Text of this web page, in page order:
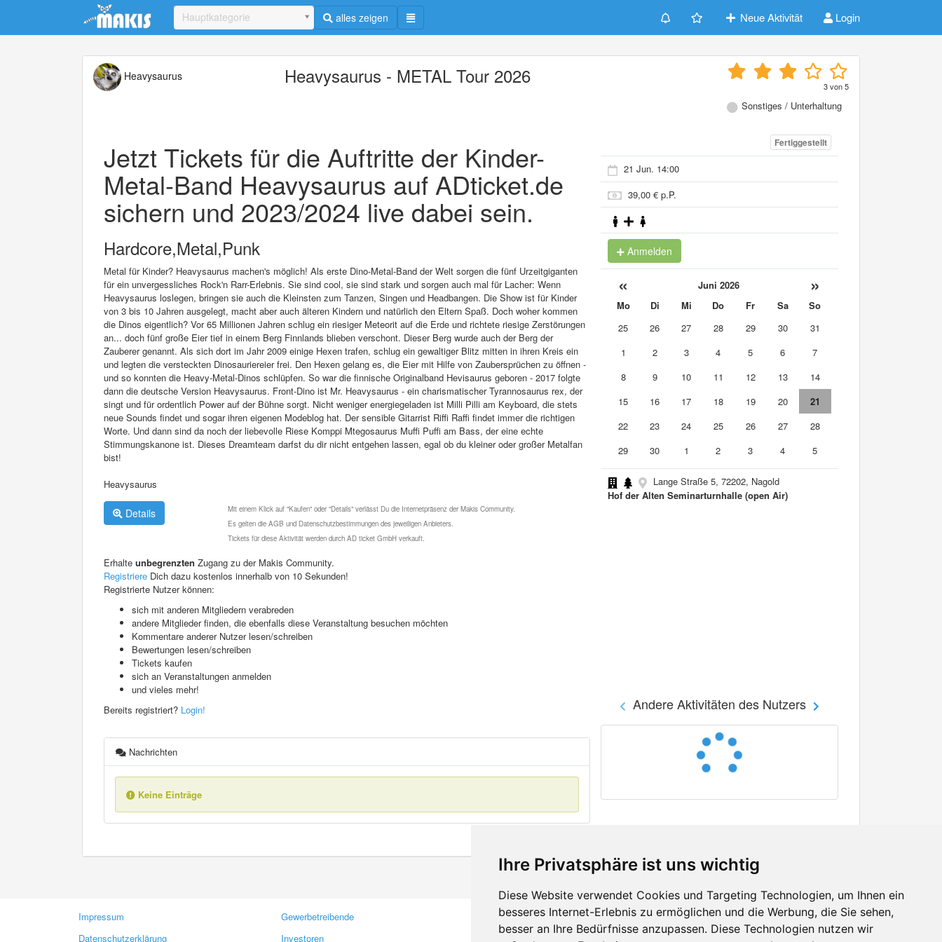
Ihre Privatsphäre ist uns wichtig
Diese Website verwendet Cookies und Targeting Technologien, um Ihnen ein
besseres Internet-Erlebnis zu ermöglichen und die Werbung, die Sie sehen,
besser an Ihre Bedürfnisse anzupassen. Diese Technologien nutzen wir
Update cookies preferences
Hauptkategorie alles zeigen Neue Aktivität Login
Heavysaurus Heavysaurus - METAL Tour 2026 3von5
Sonstiges / Unterhaltung
Jetzt Tickets für die Auftritte der Kinder-
Metal-Band Heavysaurus auf ADticket.de
sichern und 2023/2024 live dabei sein.
Hardcore,Metal,Punk
Metal für Kinder? Heavysaurus machen's möglich! Als erste Dino-Metal-Band der Welt sorgen die fünf Urzeitgiganten
für ein unvergessliches Rock'n Rarr-Erlebnis. Sie sind cool, sie sind stark und sorgen auch mal für Lacher: Wenn
Heavysaurus loslegen, bringen sie auch die Kleinsten zum Tanzen, Singen und Headbangen. Die Show ist für Kinder
von 3 bis 10 Jahren ausgelegt, macht aber auch älteren Kindern und natürlich den Eltern Spaß. Doch woher kommen
die Dinos eigentlich? Vor 65 Millionen Jahren schlug ein riesiger Meteorit auf die Erde und richtete riesige Zerstörungen
an... doch fünf große Eier tief in einem Berg Finnlands blieben verschont. Dieser Berg wurde auch der Berg der
Zauberer genannt. Als sich dort im Jahr 2009 einige Hexen trafen, schlug ein gewaltiger Blitz mitten in ihren Kreis ein
und legten die versteckten Dinosauriereier frei. Den Hexen gelang es, die Eier mit Hilfe von Zaubersprüchen zu öffnen -
und so konnten die Heavy-Metal-Dinos schlüpfen. So war die finnische Originalband Hevisaurus geboren - 2017 folgte
dann die deutsche Version Heavysaurus. Front-Dino ist Mr. Heavysaurus - ein charismatischer Tyrannosaurus rex, der
singt und für ordentlich Power auf der Bühne sorgt. Nicht weniger energiegeladen ist Milli Pilli am Keyboard, die stets
neue Sounds findet und sogar ihren eigenen Modeblog hat. Der sensible Gitarrist Riffi Raffi findet immer die richtigen
Worte. Und dann sind da noch der liebevolle Riese Komppi Mtegosaurus Muffi Puffi am Bass, der eine echte
Stimmungskanone ist. Dieses Dreamteam darfst du dir nicht entgehen lassen, egal ob du kleiner oder großer Metalfan
bist!
Heavysaurus
Details
Mit einem Klick auf "Kaufen" oder "Details" verlässt Du die Internetpräsenz der Makis Community.
Es gelten die AGB und Datenschutzbestimmungen des jeweiligen Anbieters.
Tickets für diese Aktivität werden durch AD ticket GmbH verkauft.
Erhalte unbegrenzten Zugang zu der Makis Community.
Registriere Dich dazu kostenlos innerhalb von 10 Sekunden!
Registrierte Nutzer können:
sich mit anderen Mitgliedern verabreden
andere Mitglieder finden, die ebenfalls diese Veranstaltung besuchen möchten
Kommentare anderer Nutzer lesen/schreiben
Bewertungen lesen/schreiben
Tickets kaufen
sich an Veranstaltungen anmelden
und vieles mehr!
Bereits registriert? Login!
Nachrichten
Keine Einträge
Fertiggestellt
21 Jun. 14:00
39,00 € p.P.
Anmelden
« Juni 2026 »
Mo Di Mi Do Fr Sa
So
25
26 27 28 29 30
31
1
2 3 4 5 6
7
8
9 10 11 12 13
14
15
16 17 18 19 20
21
22
23 24 25 26 27
28
29
30 1 2 3 4 5
Lange Straße 5, 72202, Nagold
Hof der Alten Seminarturnhalle (open Air)
Andere Aktivitäten des Nutzers
Impressum
Datenschutzerklärung
Gewerbetreibende
Investoren
Kontakt
Feedback
Facebook
Twitter